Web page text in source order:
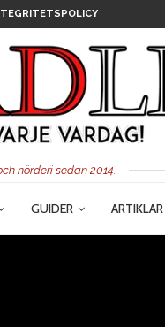
nörderi sedan 2014.
GUIDER ARTIKLAR